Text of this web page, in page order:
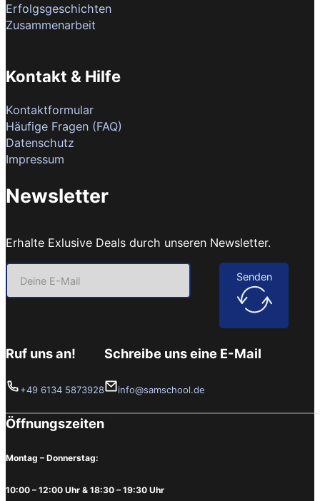
Erfolgsgeschichten
Zusammenarbeit
Kontakt & Hilfe
Kontaktformular
Häufige Fragen (FAQ)
Datenschutz
Impressum
Newsletter
Erhalte Exlusive Deals durch unseren Newsletter.
Senden
Ruf uns an!
+49 6134 5873928
Schreibe uns eine E-Mail
info@samschool.de
Öffnungszeiten
Montag – Donnerstag:
10:00 – 12:00 Uhr & 18:30 – 19:30 Uhr